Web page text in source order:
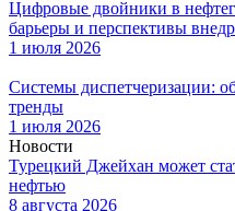
Цифровые двойники в
барьеры и перспективы
1 июля 2026
Системы диспетчеризации:
тренды
1 июля 2026
Новости
Турецкий Джейхан может
нефтью
8 августа 2026